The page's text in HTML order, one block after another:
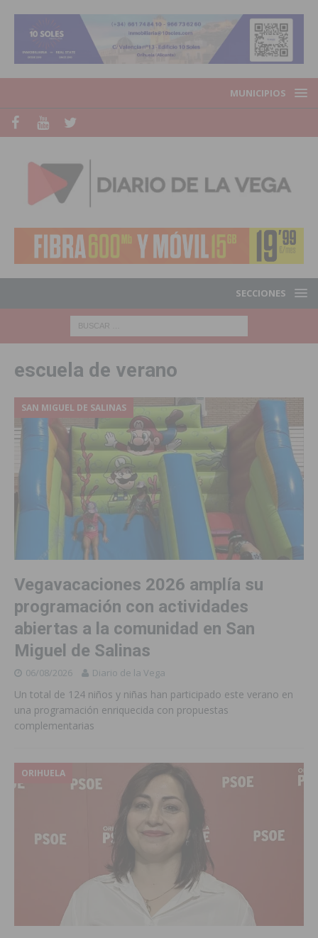
MUNICIPIOS
SECCIONES
escuela de verano
SAN MIGUEL DE SALINAS
Vegavacaciones 2026 amplía su
programación con actividades
abiertas a la comunidad en San
Miguel de Salinas
06/08/2026 Diario de la Vega
Un total de 124 niños y niñas han participado este verano en
una programación enriquecida con propuestas
complementarias
ORIHUELA